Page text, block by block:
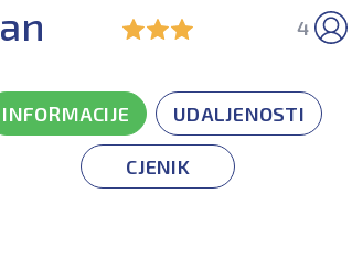
4
INFORMACIJE UDALJENOSTI
CJENIK